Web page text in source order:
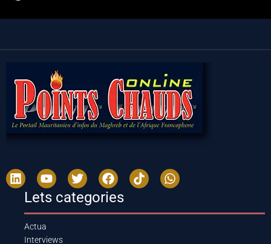
Lets categories
Actua
Interviews